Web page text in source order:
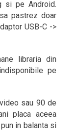
si pe Android.
pastrez doar
USB-C ->
libraria din
pe
sau 90 de
placa aceea
in balanta si